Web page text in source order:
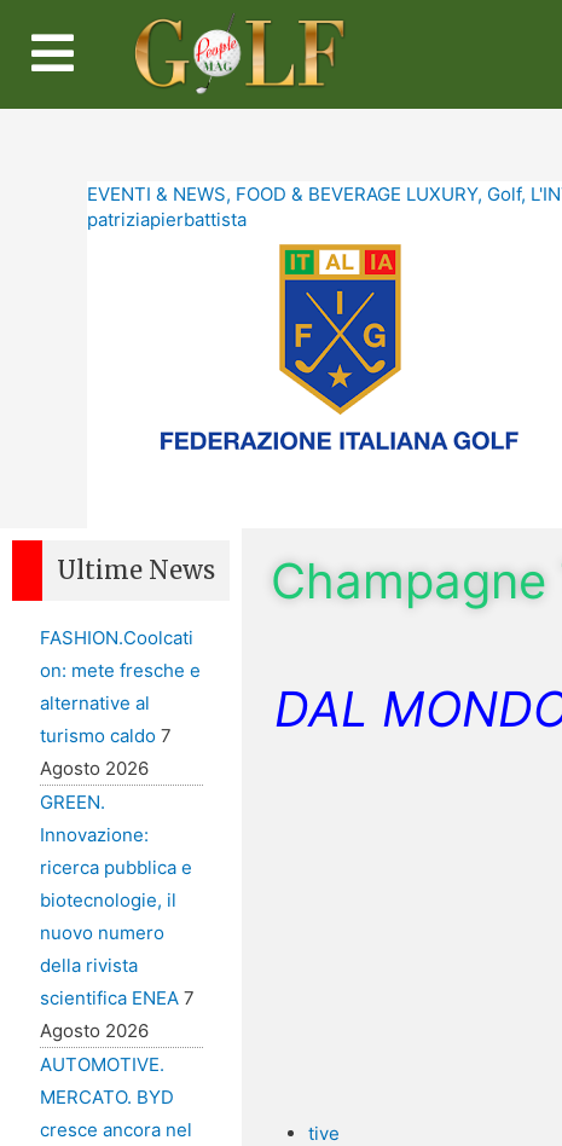
EVENTI & NEWS, FOOD & BEVERAGE LUXURY, Golf,
patriziapierbattista
Ultime News
FASHION.Coolcati
on: mete fresche e
alternative al
turismo caldo 7
Agosto 2026
GREEN.
Innovazione:
ricerca pubblica e
biotecnologie, il
nuovo numero
della rivista
scientifica ENEA 7
Agosto 2026
AUTOMOTIVE.
MERCATO. BYD
cresce ancora nel
DAL
tive